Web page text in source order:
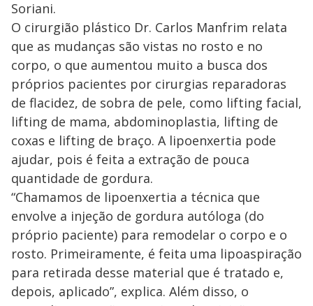
Soriani.
O cirurgião plástico Dr. Carlos Manfrim relata
que as mudanças são vistas no rosto e no
corpo, o que aumentou muito a busca dos
próprios pacientes por cirurgias reparadoras
de flacidez, de sobra de pele, como lifting facial,
lifting de mama, abdominoplastia, lifting de
coxas e lifting de braço. A lipoenxertia pode
ajudar, pois é feita a extração de pouca
quantidade de gordura.
“Chamamos de lipoenxertia a técnica que
envolve a injeção de gordura autóloga (do
próprio paciente) para remodelar o corpo e o
rosto. Primeiramente, é feita uma lipoaspiração
para retirada desse material que é tratado e,
depois, aplicado”, explica. Além disso, o